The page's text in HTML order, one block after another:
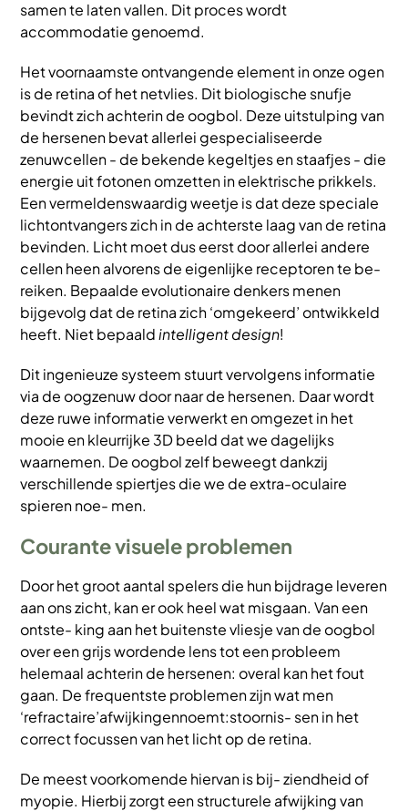
samen te laten vallen. Dit proces wordt
accommodatie genoemd.
Het voornaamste ontvangende element in onze ogen
is de retina of het netvlies. Dit biologische snufje
bevindt zich achterin de oogbol. Deze uitstulping van
de hersenen bevat allerlei gespecialiseerde
zenuwcellen - de bekende kegeltjes en staafjes - die
energie uit fotonen omzetten in elektrische prikkels.
Een vermeldenswaardig weetje is dat deze speciale
lichtontvangers zich in de achterste laag van de retina
bevinden. Licht moet dus eerst door allerlei andere
cellen heen alvorens de eigenlijke receptoren te be-
reiken. Bepaalde evolutionaire denkers menen
bijgevolg dat de retina zich ‘omgekeerd’ ontwikkeld
heeft. Niet bepaaldintelligent design!
Dit ingenieuze systeem stuurt vervolgens informatie
via de oogzenuw door naar de hersenen. Daar wordt
deze ruwe informatie verwerkt en omgezet in het
mooie en kleurrijke 3D beeld dat we dagelijks
waarnemen. De oogbol zelf beweegt dankzij
verschillende spiertjes die we de extra-oculaire
spieren noe- men.
Courante visuele problemen
Door het groot aantal spelers die hun bijdrage leveren
aan ons zicht, kan er ook heel wat misgaan. Van een
ontste- king aan het buitenste vliesje van de oogbol
over een grijs wordende lenstot een probleem
helemaal achterin de hersenen: overal kan het fout
gaan. De frequentste problemen zijn wat men
‘refractaire’afwijkingennoemt:stoornis- sen in het
correct focussen van het licht op de retina.
De meest voorkomende hiervan is bij- ziendheid of
myopie. Hierbij zorgt een structurele afwijking van